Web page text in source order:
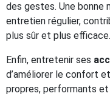
des gestes. Une bonne
entretien régulier,
plus sûr et plus efficace.
Enfin, entretenir ses
d’améliorer le confort
propres, performants